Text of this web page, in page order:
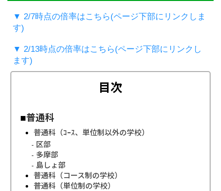
お電話でのお問い合わせはこちら
［月～金］10:00～22:00 / ［土日］10:00～19:00
▼ 2/7時点の倍率はこちら(ページ下部にリンクしま
す)
▼ 2/13時点の倍率はこちら(ページ下部にリンクし
ます)
目次
普通科
普通科（ｺｰｽ、単位制以外の学校）
区部
多摩部
島しょ部
普通科（コース制の学校）
普通科（単位制の学校）